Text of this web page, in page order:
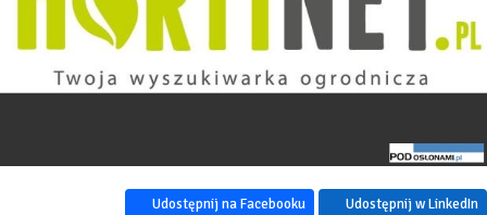
Udostępnij na Facebooku Udostępnij w LinkedIn